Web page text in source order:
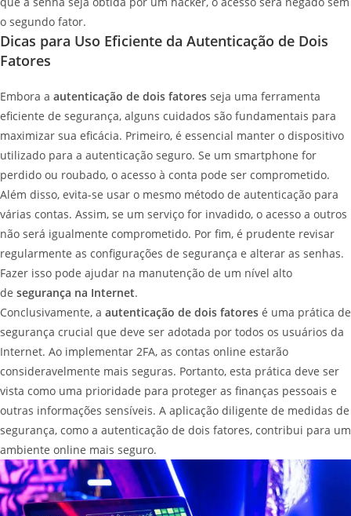
o segundo fator.
Dicas para Uso Eficiente da Autenticação de Dois
Fatores
Embora a autenticação de dois fatores seja uma ferramenta
eficiente de segurança, alguns cuidados são fundamentais para
maximizar sua eficácia. Primeiro, é essencial manter o dispositivo
utilizado para a autenticação seguro. Se um smartphone for
perdido ou roubado, o acesso à conta pode ser comprometido.
Além disso, evita-se usar o mesmo método de autenticação para
várias contas. Assim, se um serviço for invadido, o acesso a outros
não será igualmente comprometido. Por fim, é prudente revisar
regularmente as configurações de segurança e alterar as senhas.
Fazer isso pode ajudar na manutenção de um nível alto
de segurança na Internet.
Conclusivamente, a autenticação de dois fatores é uma prática de
segurança crucial que deve ser adotada por todos os usuários da
Internet. Ao implementar 2FA, as contas online estarão
consideravelmente mais seguras. Portanto, esta prática deve ser
vista como uma prioridade para proteger as finanças pessoais e
outras informações sensíveis. A aplicação diligente de medidas de
segurança, como a autenticação de dois fatores, contribui para um
ambiente online mais seguro.